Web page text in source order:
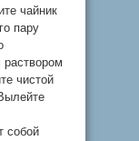
чайник
пару
раствором
чистой
собой